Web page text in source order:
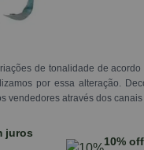
de tonalidade de
por essa alteração.
vendedores através dos
juros
10%